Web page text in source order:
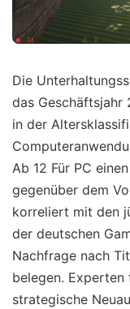
Die
das Geschäftsjahr
in der
Ab 12 Für PC
gegenüber dem
korreliert mit den
der deutschen
Nachfrage nach
belegen.
strategische